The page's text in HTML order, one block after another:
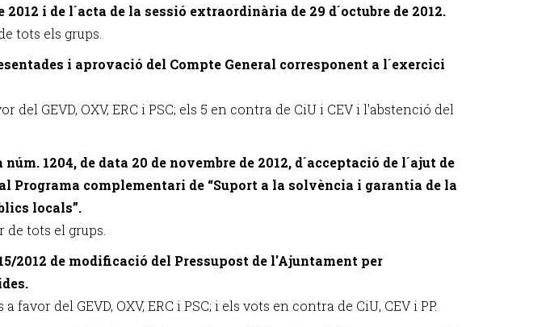
2012 i de l´acta de la sessió extraordinària de 29 d´octubre de 2012.
tots els grups.
i aprovació del Compte General corresponent a l´exercici
del GEVD, OXV, ERC i PSC; els 5 en contra de CiU i CEV i l'abstenció del
1204, de data 20 de novembre de 2012, d´acceptació de l´ajut de
Programa complementari de “Suport a la solvència i garantia de la
locals”.
de tots el grups.
2012 de modificació del Pressupost de l'Ajuntament per
del GEVD, OXV, ERC i PSC; i els vots en contra de CiU, CEV i PP.